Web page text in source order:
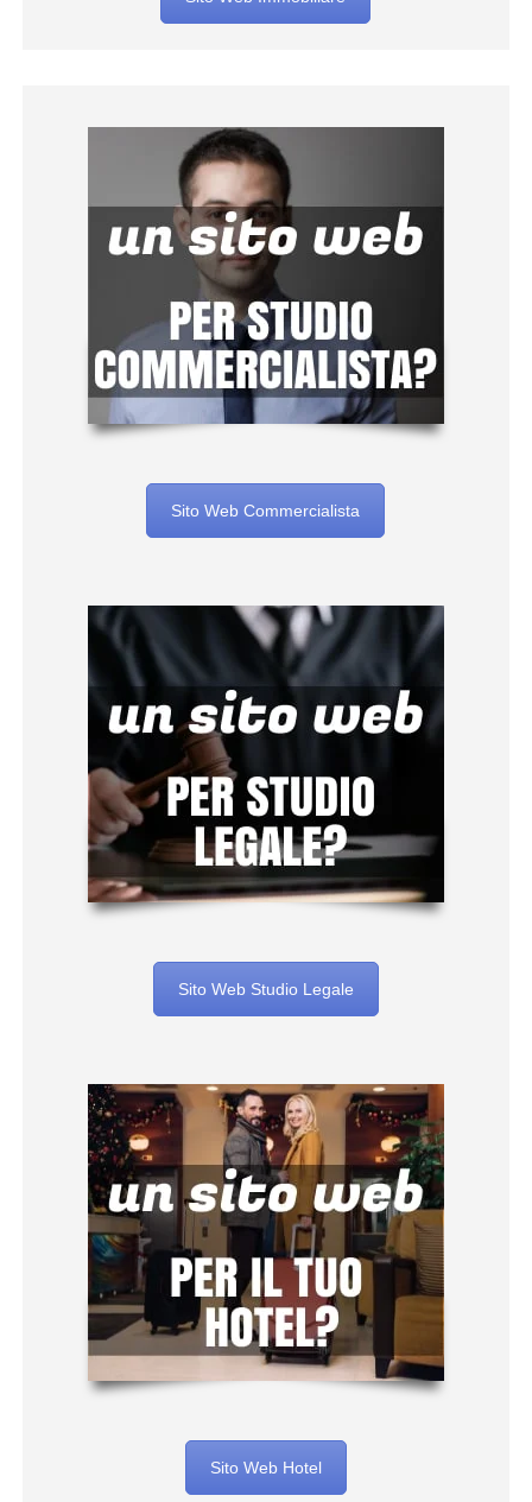
Sito Web Commercialista
Sito Web Studio Legale
Sito Web Hotel